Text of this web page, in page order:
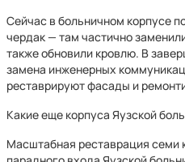
Сейчас в больничном корпусе
чердак — там частично
также обновили кровлю. В
замена инженерных
реставрируют фасады и
Какие еще корпуса Яузской
Масштабная реставрация семи